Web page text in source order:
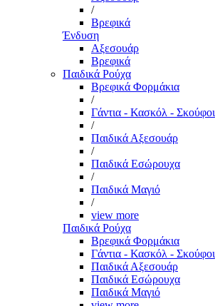
/
Βρεφικά
Ένδυση
Αξεσουάρ
Βρεφικά
Παιδικά Ρούχα
Βρεφικά Φορμάκια
/
Γάντια - Κασκόλ - Σκούφοι
/
Παιδικά Αξεσουάρ
/
Παιδικά Εσώρουχα
/
Παιδικά Μαγιό
/
view more
Παιδικά Ρούχα
Βρεφικά Φορμάκια
Γάντια - Κασκόλ - Σκούφοι
Παιδικά Αξεσουάρ
Παιδικά Εσώρουχα
Παιδικά Μαγιό